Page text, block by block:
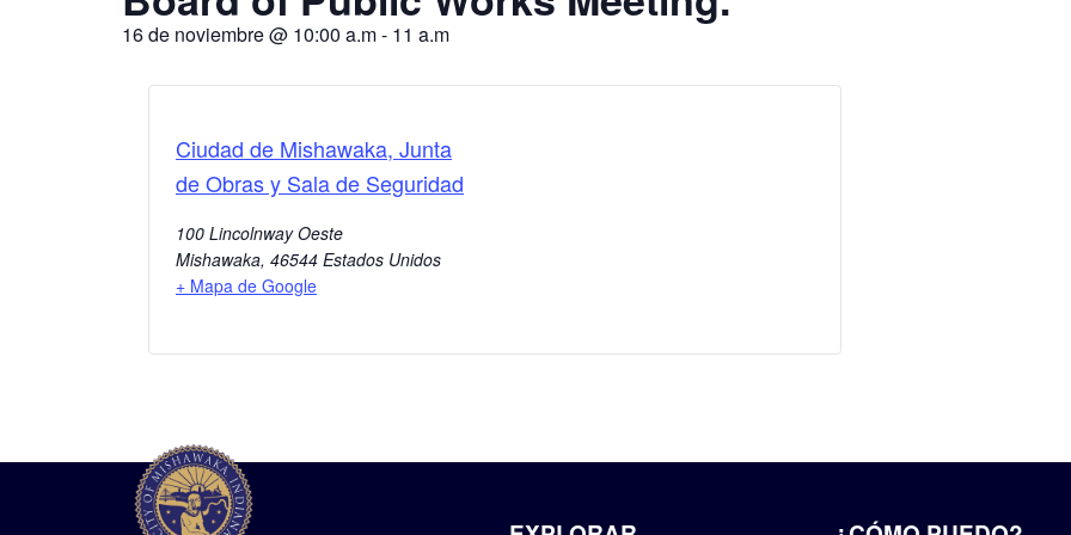
16 de noviembre@ 10:00 a.m- 11 a.m
Ciudad de Mishawaka, Junta
de Obras y Sala de Seguridad
100 Lincolnway Oeste
Mishawaka, 46544 Estados Unidos
+ Mapa de Google